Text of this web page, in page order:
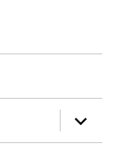
ouvrir
le
sous-